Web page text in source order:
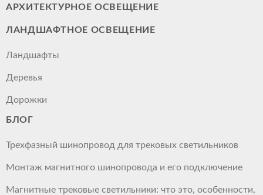
АРХИТЕКТУРНОЕ ОСВЕЩЕНИЕ
ЛАНДШАФТНОЕ ОСВЕЩЕНИЕ
Ландшафты
Деревья
Дорожки
БЛОГ
Трехфазный шинопровод для трековых светильников
Монтаж магнитного шинопровода и его подключение
Магнитные трековые светильники: что это, особенности,